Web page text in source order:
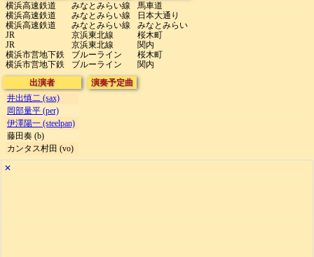
横浜高速鉄道
横浜高速鉄道
横浜高速鉄道
JR
JR
横浜市営地下鉄
横浜市営地下鉄
みなとみらい線
みなとみらい線
みなとみらい線
京浜東北線
京浜東北線
ブルーライン
ブルーライン
馬車道
日本大通り
みなとみらい
桜木町
関内
桜木町
関内
出演者
井出慎二 (sax)
岡部量平 (per)
伊澤陽一 (steelpan)
藤田奏 (b)
カンタス村田 (vo)
演奏予定曲
✕